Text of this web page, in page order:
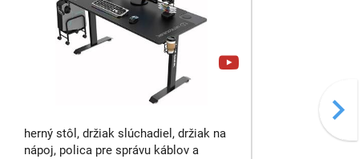
herný stôl, držiak slúchadiel, držiak na
nápoj, polica pre správu káblov a